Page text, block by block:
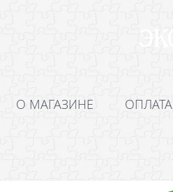
О МАГАЗИНЕ ОПЛАТА